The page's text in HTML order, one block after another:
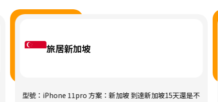
旅居新加坡
型號：iPhone 11pro 方案：新加坡 到達新加坡15天還是不